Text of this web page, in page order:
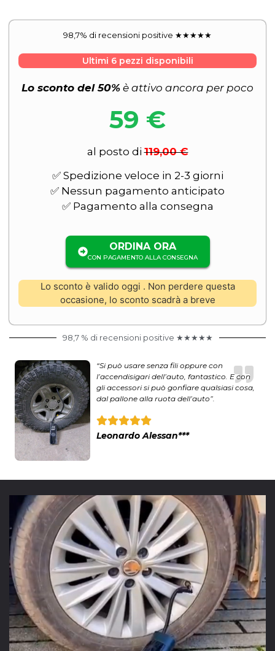
98,7% di recensioni positive ★★★★★
Ultimi 6 pezzi disponibili
Lo sconto del 50% è attivo ancora per poco
59 €
al posto di119,00 €
✅ Spedizione veloce in 2-3 giorni
✅ Nessun pagamento anticipato
✅ Pagamento alla consegna
ORDINA ORA
CON PAGAMENTO ALLA CONSEGNA
Lo sconto è valido oggi . Non perdere questa
occasione, lo sconto scadrà a breve
98,7 % di recensioni positive ★★★★★
“Si può usare senza fili oppure con
l’accendisigari dell’auto, fantastico. E con
gli accessori si può gonfiare qualsiasi cosa,
dal pallone alla ruota dell’auto”.
Leonardo Alessan***